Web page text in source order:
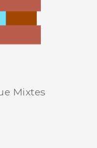
Mixtes